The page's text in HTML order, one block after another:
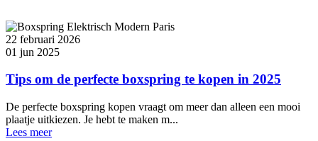
22 februari 2026
01 jun 2025
Tips om de perfecte boxspring te kopen in 2025
De perfecte boxspring kopen vraagt om meer dan alleen een mooi
plaatje uitkiezen. Je hebt te maken m...
Lees meer